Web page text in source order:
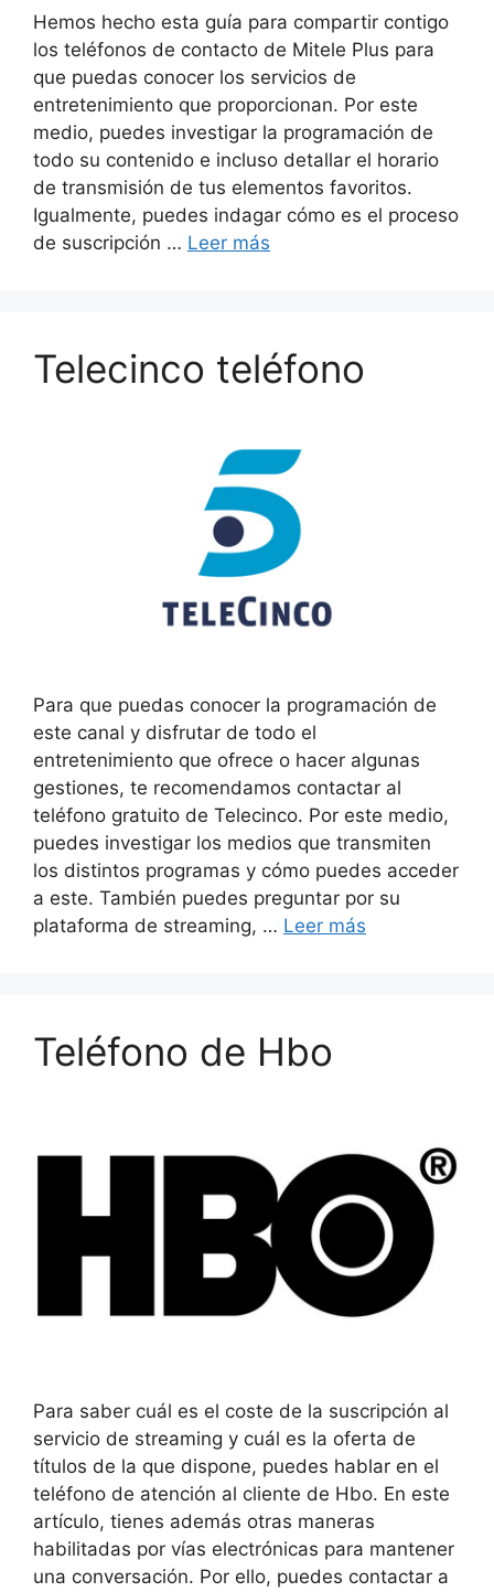
Hemos hecho esta guía para compartir contigo
los teléfonos de contacto de Mitele Plus para
que puedas conocer los servicios de
entretenimiento que proporcionan. Por este
medio, puedes investigar la programación de
todo su contenido e incluso detallar el horario
de transmisión de tus elementos favoritos.
Igualmente, puedes indagar cómo es el proceso
de suscripción … Leer más
Telecinco teléfono
Para que puedas conocer la programación de
este canal y disfrutar de todo el
entretenimiento que ofrece o hacer algunas
gestiones, te recomendamos contactar al
teléfono gratuito de Telecinco. Por este medio,
puedes investigar los medios que transmiten
los distintos programas y cómo puedes acceder
a este. También puedes preguntar por su
plataforma de streaming, … Leer más
Teléfono de Hbo
Para saber cuál es el coste de la suscripción al
servicio de streaming y cuál es la oferta de
títulos de la que dispone, puedes hablar en el
teléfono de atención al cliente de Hbo. En este
artículo, tienes además otras maneras
habilitadas por vías electrónicas para mantener
una conversación. Por ello, puedes contactar a